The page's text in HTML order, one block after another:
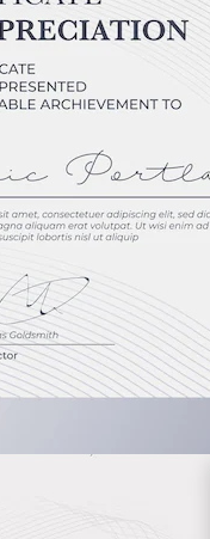
для создания
Более 1 миллиона
креаторов,
и студий.